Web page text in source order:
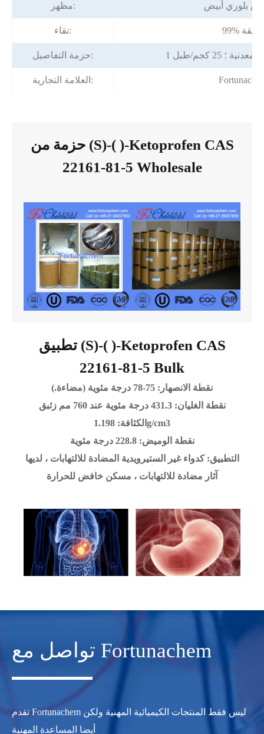
مظهر: بلوري أبيض
نقاء: 99% دقيقة
حزمة التفاصيل: ؛ 25 كجم/طبل
العلامة التجارية:
حزمة من (S)-( )-Ketoprofen CAS
22161-81-5 Wholesale
تطبيق (S)-( )-Ketoprofen CAS
22161-81-5 Bulk
نقطة الانصهار: 75-78 درجة مئوية (مضاءة.)
نقطة الغليان: 431.3 درجة مئوية عند 760 مم زئبق
الكثافة: 1.198g/cm3
نقطة الوميض: 228.8 درجة مئوية
التطبيق: كدواء غير الستيرويدية المضادة للالتهابات ، لديها
آثار مضادة للالتهابات ، مسكن خافض للحرارة
تواصل مع Fortunachem
تقدم Fortunachem ليس فقط المنتجات الكيميائية المهنية ولكن
أيضا المساعدة المهنية